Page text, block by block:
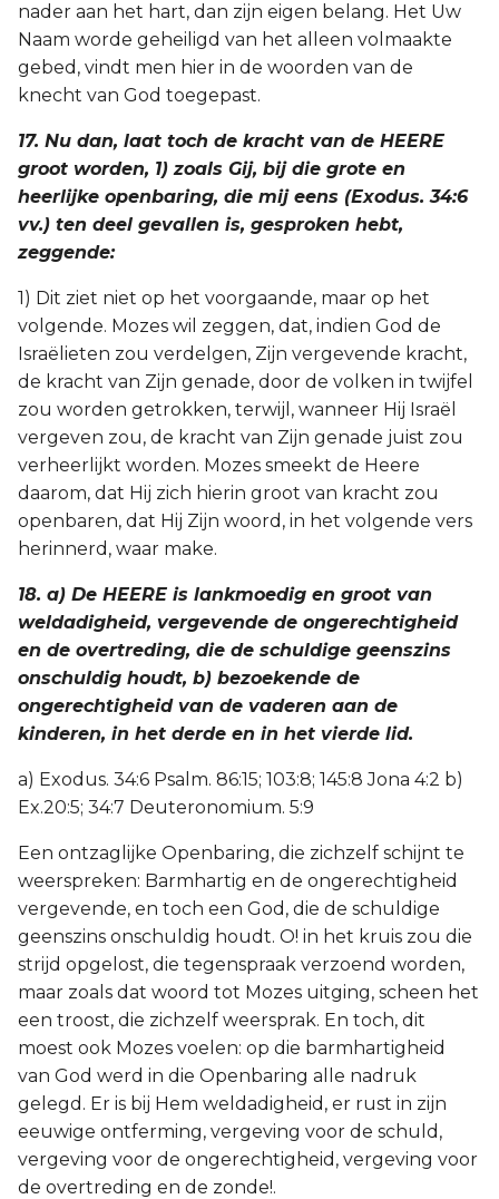
nader aan het hart, dan zijn eigen belang. Het Uw
Naam worde geheiligd van het alleen volmaakte
gebed, vindt men hier in de woorden van de
knecht van God toegepast.
17. Nu dan, laat toch de kracht van de HEERE
groot worden, 1) zoals Gij, bij die grote en
heerlijke openbaring, die mij eens (Exodus. 34:6
vv.) ten deel gevallen is, gesproken hebt,
zeggende:
1) Dit ziet niet op het voorgaande, maar op het
volgende. Mozes wil zeggen, dat, indien God de
Israëlieten zou verdelgen, Zijn vergevende kracht,
de kracht van Zijn genade, door de volken in twijfel
zou worden getrokken, terwijl, wanneer Hij Israël
vergeven zou, de kracht van Zijn genade juist zou
verheerlijkt worden. Mozes smeekt de Heere
daarom, dat Hij zich hierin groot van kracht zou
openbaren, dat Hij Zijn woord, in het volgende vers
herinnerd, waar make.
18. a) De HEERE is lankmoedig en groot van
weldadigheid, vergevende de ongerechtigheid
en de overtreding, die de schuldige geenszins
onschuldig houdt, b) bezoekende de
ongerechtigheid van de vaderen aan de
kinderen, in het derde en in het vierde lid.
a) Exodus. 34:6 Psalm. 86:15; 103:8; 145:8 Jona 4:2 b)
Ex.20:5; 34:7 Deuteronomium. 5:9
Een ontzaglijke Openbaring, die zichzelf schijnt te
weerspreken: Barmhartig en de ongerechtigheid
vergevende, en toch een God, die de schuldige
geenszins onschuldig houdt. O! in het kruis zou die
strijd opgelost, die tegenspraak verzoend worden,
maar zoals dat woord tot Mozes uitging, scheen het
een troost, die zichzelf weersprak. En toch, dit
moest ook Mozes voelen: op die barmhartigheid
van God werd in die Openbaring alle nadruk
gelegd. Er is bij Hem weldadigheid, er rust in zijn
eeuwige ontferming, vergeving voor de schuld,
vergeving voor de ongerechtigheid, vergeving voor
de overtreding en de zonde!.